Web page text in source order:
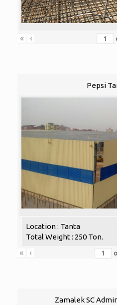
« ‹
Pepsi
Location : Tanta
Total Weight : 250 Ton.
«
‹
Zamalek SC